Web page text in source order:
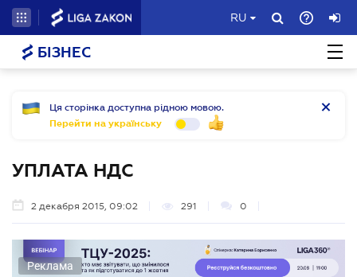
RU
БІЗНЕС
Ця сторінка доступна рідною мовою.
Перейти на українську
УПЛАТА НДС
2 декабря 2015, 09:02 291 0
Реклама